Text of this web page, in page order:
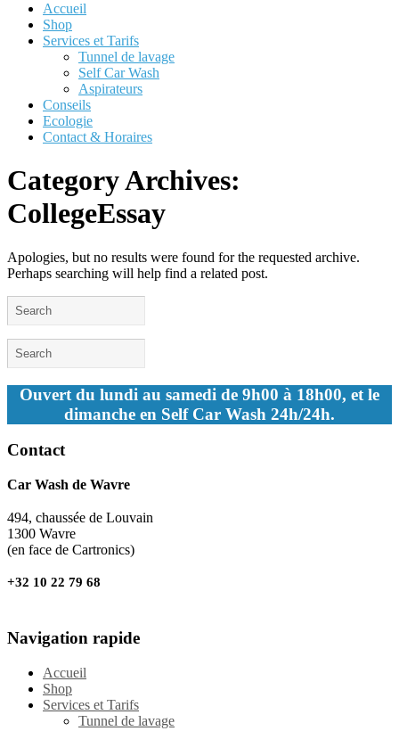
Accueil
Shop
Services et Tarifs
Tunnel de lavage
Self Car Wash
Aspirateurs
Conseils
Ecologie
Contact & Horaires
Category Archives:
CollegeEssay
Apologies, but no results were found for the requested archive.
Perhaps searching will help find a related post.
Ouvert du lundi au samedi de 9h00 à 18h00, et le
dimanche en Self Car Wash 24h/24h.
Contact
Car Wash de Wavre
494, chaussée de Louvain
1300 Wavre
(en face de Cartronics)
+32 10 22 79 68
Navigation rapide
Accueil
Shop
Services et Tarifs
Tunnel de lavage